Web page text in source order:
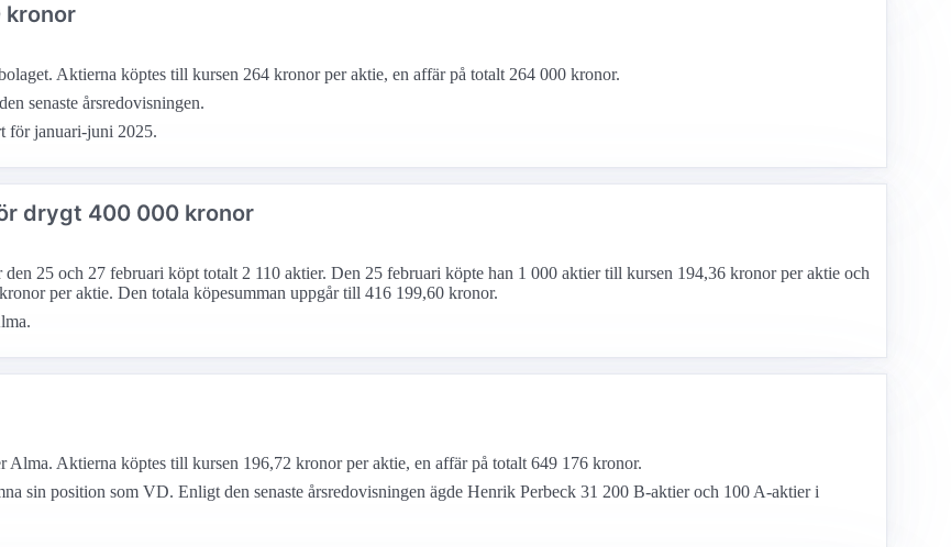
kronor
Aktierna köptes till kursen 264 kronor per aktie, en affär på totalt 264 000 kronor.
senaste årsredovisningen.
för januari-juni 2025.
drygt 400 000 kronor
25 och 27 februari köpt totalt 2 110 aktier. Den 25 februari köpte han 1 000 aktier till kursen 194,36 kronor per aktie och
per aktie. Den totala köpesumman uppgår till 416 199,60 kronor.
Aktierna köptes till kursen 196,72 kronor per aktie, en affär på totalt 649 176 kronor.
sin position som VD. Enligt den senaste årsredovisningen ägde Henrik Perbeck 31 200 B-aktier och 100 A-aktier i